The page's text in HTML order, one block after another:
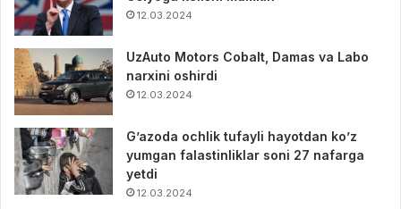
12.03.2024
UzAuto Motors Cobalt, Damas va Labo
narxini oshirdi
12.03.2024
G’azoda ochlik tufayli hayotdan ko’z
yumgan falastinliklar soni 27 nafarga
yetdi
12.03.2024